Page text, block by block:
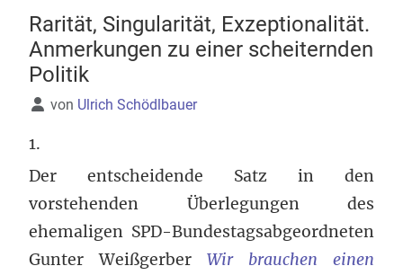
Rarität, Singularität, Exzeptionalität.
Anmerkungen zu einer scheiternden
Politik
Details
von Ulrich Schödlbauer
1.
Der entscheidende Satz in den
vorstehenden Überlegungen des
ehemaligen SPD-Bundestagsabgeordneten
Gunter Weißgerber Wir brauchen einen